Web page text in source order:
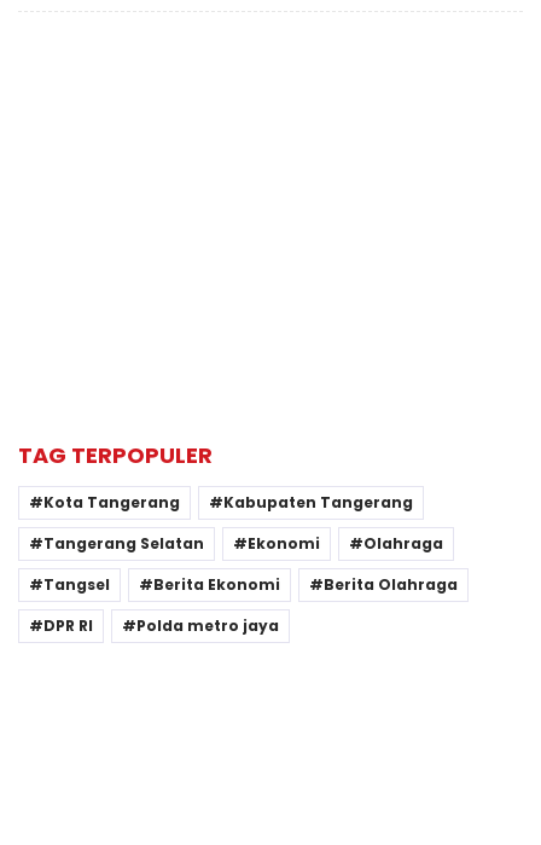
TAG TERPOPULER
Kota Tangerang
Kabupaten Tangerang
Tangerang Selatan
Ekonomi
Olahraga
Tangsel
Berita Ekonomi
Berita Olahraga
DPR RI
Polda metro jaya